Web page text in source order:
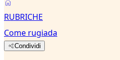
RUBRICHE
Come rugiada
Condividi